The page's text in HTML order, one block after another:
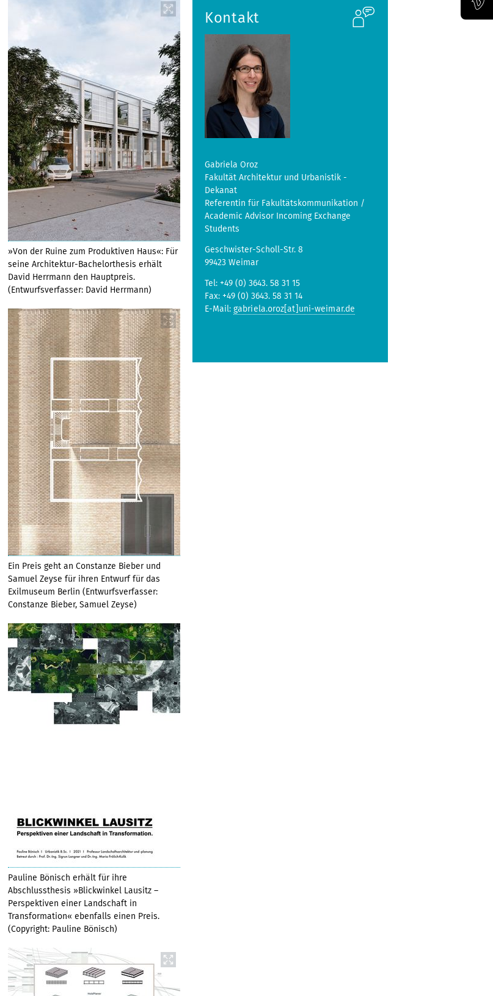
»Von der Ruine zum Produktiven Haus«: Für
seine Architektur-Bachelorthesis erhält
David Herrmann den Hauptpreis.
(Entwurfsverfasser: David Herrmann)
Ein Preis geht an Constanze Bieber und
Samuel Zeyse für ihren Entwurf für das
Exilmuseum Berlin (Entwurfsverfasser:
Constanze Bieber, Samuel Zeyse)
Pauline Bönisch erhält für ihre
Abschlussthesis »Blickwinkel Lausitz –
Perspektiven einer Landschaft in
Transformation« ebenfalls einen Preis.
(Copyright: Pauline Bönisch)
Kontakt
Gabriela Oroz
Fakultät Architektur und Urbanistik -
Dekanat
Referentin für Fakultätskommunikation /
Academic Advisor Incoming Exchange
Students
Geschwister-Scholl-Str. 8
99423 Weimar
Tel: +49 (0) 3643. 58 31 15
Fax: +49 (0) 3643. 58 31 14
E-Mail: gabriela.oroz[at]uni-weimar.de